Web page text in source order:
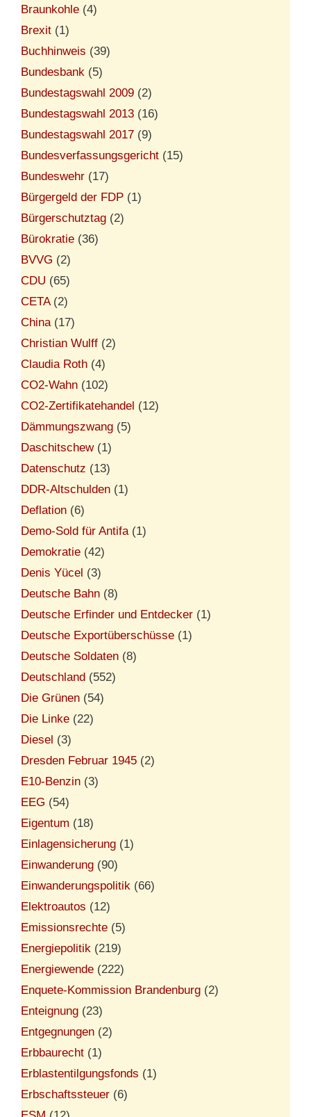
Braunkohle (4)
Brexit (1)
Buchhinweis (39)
Bundesbank (5)
Bundestagswahl 2009 (2)
Bundestagswahl 2013 (16)
Bundestagswahl 2017 (9)
Bundesverfassungsgericht (15)
Bundeswehr (17)
Bürgergeld der FDP (1)
Bürgerschutztag (2)
Bürokratie (36)
BVVG (2)
CDU (65)
CETA(2)
China(17)
Christian Wulff (2)
Claudia Roth (4)
CO2-Wahn (102)
CO2-Zertifikatehandel (12)
Dämmungszwang (5)
Daschitschew(1)
Datenschutz (13)
DDR-Altschulden (1)
Deflation (6)
Demo-Sold für Antifa(1)
Demokratie (42)
Denis Yücel (3)
Deutsche Bahn (8)
Deutsche Erfinder und Entdecker (1)
Deutsche Exportüberschüsse (1)
Deutsche Soldaten (8)
Deutschland (552)
Die Grünen (54)
Die Linke (22)
Diesel (3)
Dresden Februar 1945 (2)
E10-Benzin (3)
EEG (54)
Eigentum (18)
Einlagensicherung (1)
Einwanderung (90)
Einwanderungspolitik (66)
Elektroautos (12)
Emissionsrechte (5)
Energiepolitik (219)
Energiewende (222)
Enquete-Kommission Brandenburg (2)
Enteignung (23)
Entgegnungen (2)
Erbbaurecht (1)
Erblastentilgungsfonds (1)
Erbschaftssteuer (6)